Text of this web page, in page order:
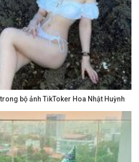
bộ ảnh TikToker Hoa Nhật Huỳnh